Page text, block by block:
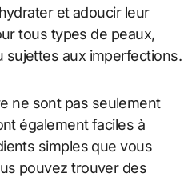
et adoucir leur
tous types de peaux,
sujettes aux imperfections.
ne sont pas seulement
également faciles à
simples que vous
pouvez trouver des